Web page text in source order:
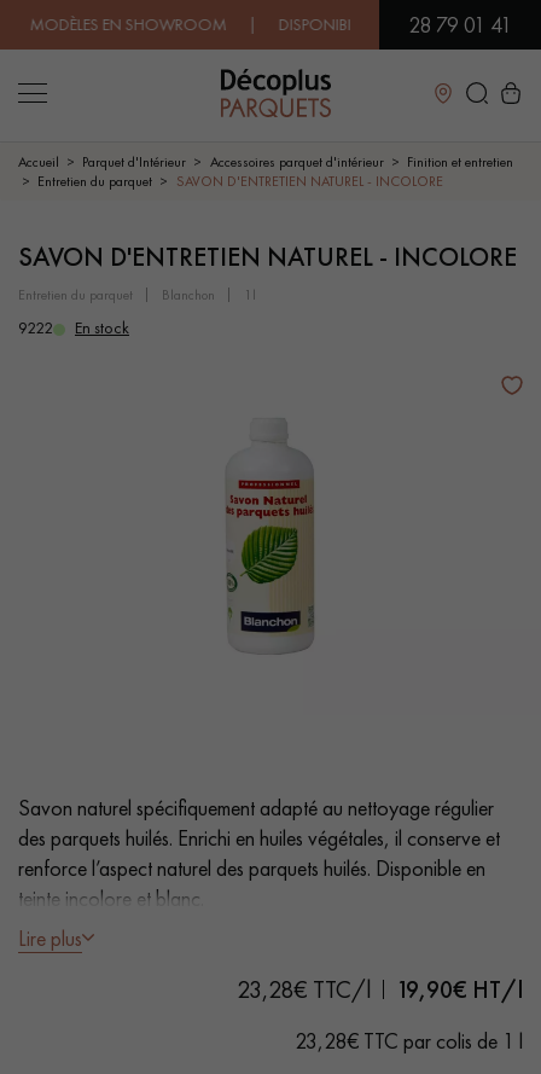
EN SHOWROOM | DISPONIBILITÉ IMMÉDIATE |28 79 01 41
Fermer
PARQUET MASSIF
Nos conseillers sont disponibles au
28 79 01 41
VOUS AVEZ UN PROJET ?
Nos experts sont à votre disposition pour vous guider pas à
Accueil Parquet d'Intérieur Accessoires parquet d'intérieur
Finition et entretien
Entretien du parquet
SAVON D'ENTRETIEN NATUREL - INCOLORE
SAVON D'ENTRETIEN NATUREL - INCOLORE
entretien du parquet blanchon 1l
9222 En stock
Savon naturel spécifiquement adapté au nettoyage régulier
des parquets huilés. Enrichi en huiles végétales, il conserve et
renforce l’aspect naturel des parquets huilés. Disponible en
teinte incolore et blanc.
- Anti-poussière
- Séchage très rapide - Sans rinçage
Lire plus
23,28€ TTC/l 19,90€ HT/l
23,28€ TTC par colis de 1 l